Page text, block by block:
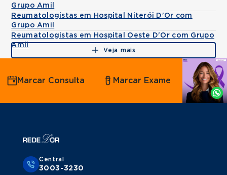
Grupo Amil
Reumatologistas em Hospital Niterói D'Or com
Grupo Amil
Reumatologistas em Hospital Oeste D'Or com Grupo
Amil
Veja mais
Agende
por
Whatsapp
Marcar Consulta Marcar Exame
Central
3003-3230